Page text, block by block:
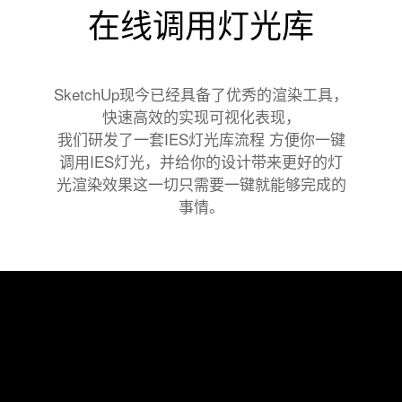
在线调用灯光库
SketchUp现今已经具备了优秀的渲染工具，
快速高效的实现可视化表现，
我们研发了一套IES灯光库流程 方便你一键
调用IES灯光，并给你的设计带来更好的灯
光渲染效果这一切只需要一键就能够完成的
事情。